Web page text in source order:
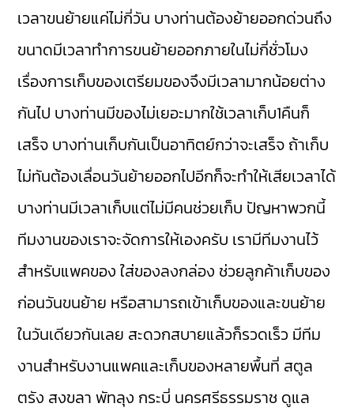
เวลาขนย้ายแค่ไม่กี่วัน บางท่านต้องย้ายออกด่วนถึง
ขนาดมีเวลาทำการขนย้ายออกภายในไม่กี่ชั่วโมง
เรื่องการเก็บของเตรียมของจึงมีเวลามากน้อยต่าง
กันไป บางท่านมีของไม่เยอะมากใช้เวลาเก็บ1คืนก็
เสร็จ บางท่านเก็บกันเป็นอาทิตย์กว่าจะเสร็จ ถ้าเก็บ
ไม่ทันต้องเลื่อนวันย้ายออกไปอีกก็จะทำให้เสียเวลาได้
บางท่านมีเวลาเก็บแต่ไม่มีคนช่วยเก็บ ปัญหาพวกนี้
ทีมงานของเราจะจัดการให้เองครับ เรามีทีมงานไว้
สำหรับแพคของ ใส่ของลงกล่อง ช่วยลูกค้าเก็บของ
ก่อนวันขนย้าย หรือสามารถเข้าเก็บของและขนย้าย
ในวันเดียวกันเลย สะดวกสบายแล้วก็รวดเร็ว มีทีม
งานสำหรับงานแพคและเก็บของหลายพื้นที่ สตูล
ตรัง สงขลา พัทลุง กระบี่ นครศรีธรรมราช ดูแล